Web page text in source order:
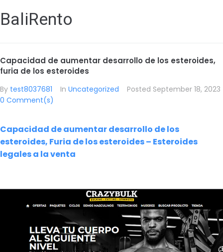
BaliRento
Capacidad de aumentar desarrollo de los esteroides,
furia de los esteroides
By test8037681 In Uncategorized Posted September 18, 2023
0 Comment(s)
Capacidad de aumentar desarrollo de los
esteroides, Furia de los esteroides – Esteroides
legales a la venta